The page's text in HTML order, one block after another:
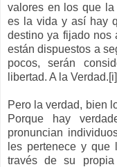
valores en los que la
es la vida y así hay
destino ya fijado nos
están dispuestos a
pocos, serán
libertad. A la Verdad.[i]
Pero la verdad, bien
Porque hay
pronuncian
les pertenece y que
través de su